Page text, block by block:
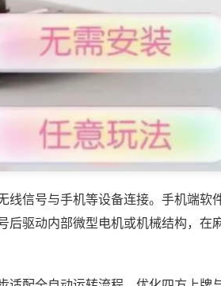
线信号与手机等设备连接。手机端软
后驱动内部微型电机或机械结构，在